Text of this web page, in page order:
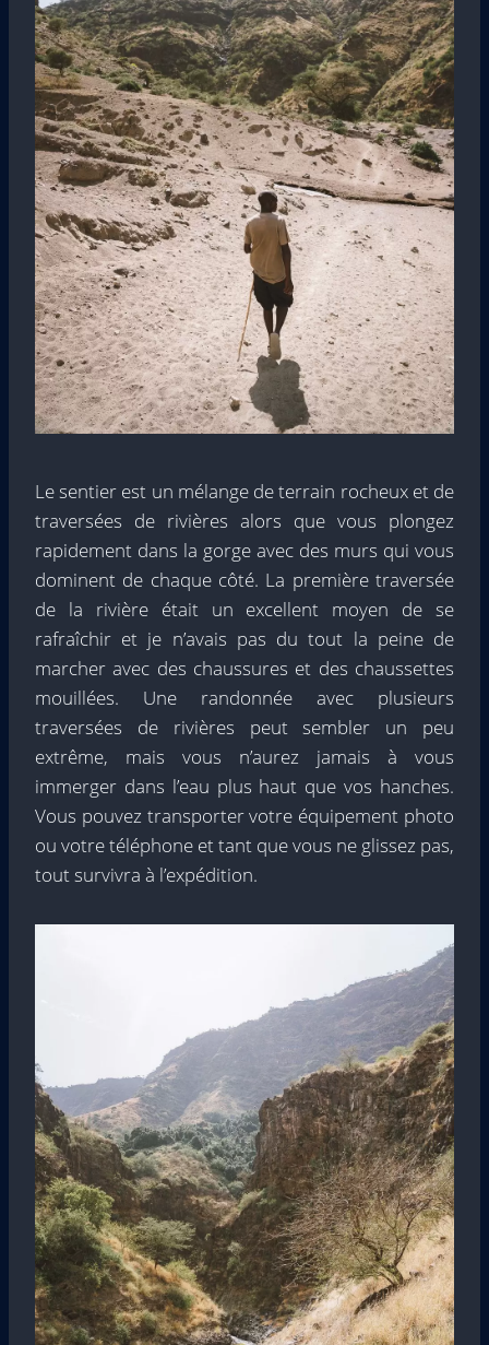
Le sentier est un mélange de terrain rocheux et de
traversées de rivières alors que vous plongez
rapidement dans la gorge avec des murs qui vous
dominent de chaque côté. La première traversée
de la rivière était un excellent moyen de se
rafraîchir et je n’avais pas du tout la peine de
marcher avec des chaussures et des chaussettes
mouillées. Une randonnée avec plusieurs
traversées de rivières peut sembler un peu
extrême, mais vous n’aurez jamais à vous
immerger dans l’eau plus haut que vos hanches.
Vous pouvez transporter votre équipement photo
ou votre téléphone et tant que vous ne glissez pas,
tout survivra à l’expédition.